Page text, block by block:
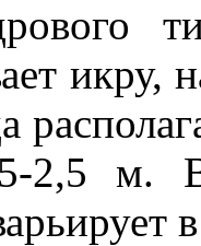
икру,
2,5 м.